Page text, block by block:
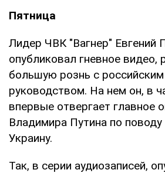
Пятница
Лидер ЧВК "Вагнер" Евгений
опубликовал гневное
большую рознь с
руководством. На нем он, в
впервые отвергает главное
Владимира Путина по
Украину.
Так, в серии аудиозаписей,